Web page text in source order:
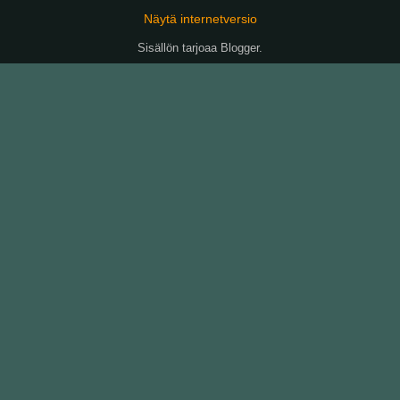
Näytä internetversio
Sisällön tarjoaa Blogger.